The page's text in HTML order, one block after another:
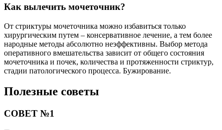
Как вылечить мочеточник?
От стриктуры мочеточника можно избавиться только
хирургическим путем – консервативное лечение, а тем более
народные методы абсолютно неэффективны. Выбор метода
оперативного вмешательства зависит от общего состояния
мочеточника и почек, количества и протяженности стриктур,
стадии патологического процесса. Бужирование.
Полезные советы
СОВЕТ №1